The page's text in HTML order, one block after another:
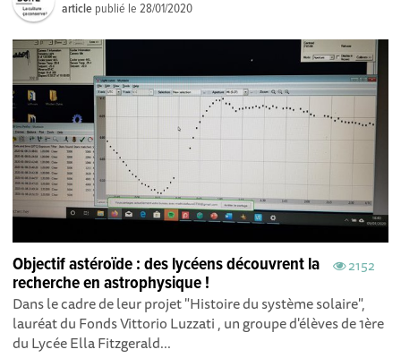
article publié le28/01/2020
2152
Objectif astéroïde : des lycéens découvrent la
recherche en astrophysique !
Dans le cadre de leur projet "Histoire du système solaire",
lauréat du Fonds Vittorio Luzzati , un groupe d'élèves de 1ère
du Lycée Ella Fitzgerald...